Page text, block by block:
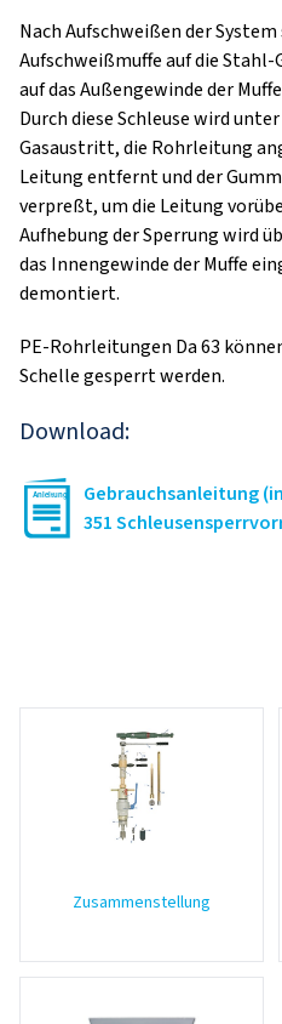
Nach Aufschweißen der
Aufschweißmuffe auf die
auf das Außengewinde der
Durch diese Schleuse wird
Gasaustritt, die Rohrleitung
Leitung entfernt und der
verpreßt, um die Leitung
Aufhebung der Sperrung wird
das Innengewinde der Muffe
demontiert.
PE-Rohrleitungen Da 63
Schelle gesperrt werden.
Download:
Gebrauchsanleitung
351
Zusammenstellung